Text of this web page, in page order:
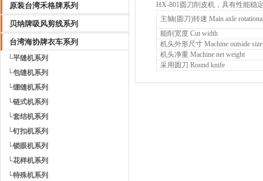
原装台湾禾格牌系列
贝纳牌吸风剪线系列
台湾海协牌衣车系列
└平缝机系列
└包缝机系列
└绷缝机系列
└链式机系列
└套结机系列
└钉扣机系列
└锁眼机系列
└花样机系列
└特殊机系列
HX-801圆刀削皮机，具有性能稳
主轴(圆刀)转速 Main axle
能削宽度 Cut width
机头外形尺寸 Machine outside size
机头净重 Machine net weight
采用圆刀 Round knife